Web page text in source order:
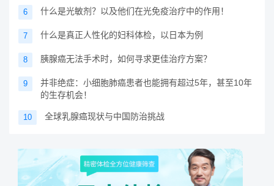
6 什么是光敏剂？以及他们在光免疫治疗中的作用！
7 什么是真正人性化的妇科体检，以日本为例
8 胰腺癌无法手术时，如何寻求更佳治疗方案？
9
并非绝症：小细胞肺癌患者也能拥有超过5年，甚至10年
的生存机会！
10 全球乳腺癌现状与中国防治挑战